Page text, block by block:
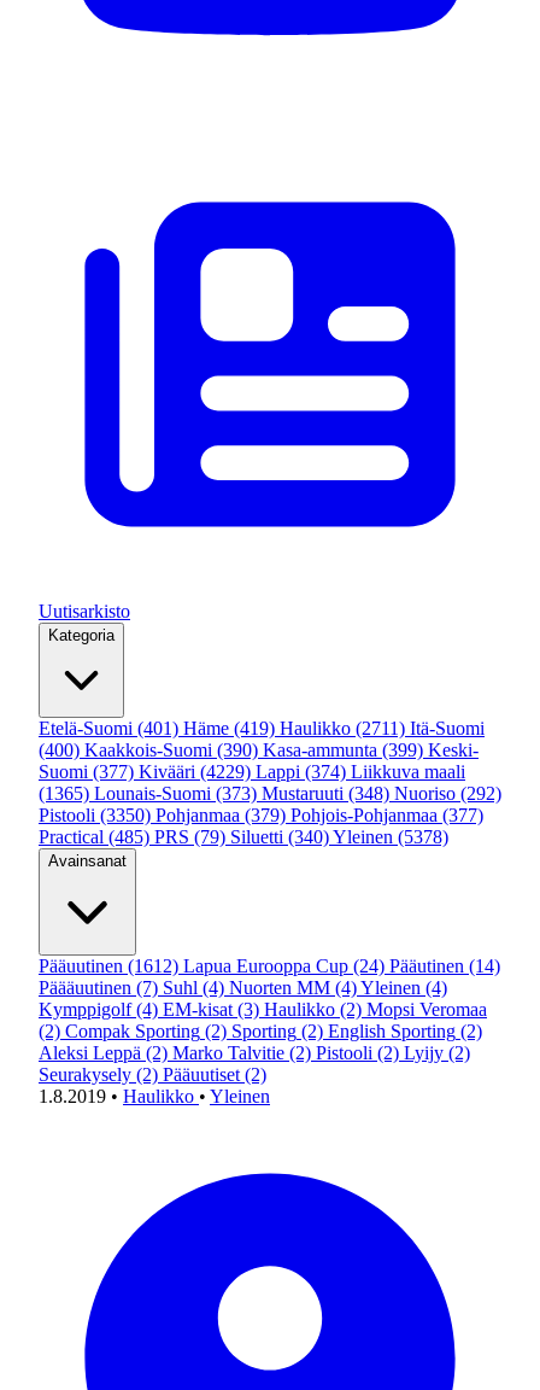
Uutisarkisto
Kategoria
Etelä-Suomi (401) Häme (419) Haulikko (2711) Itä-Suomi
(400) Kaakkois-Suomi (390) Kasa-ammunta (399) Keski-
Suomi (377) Kivääri (4229) Lappi (374) Liikkuva maali
(1365) Lounais-Suomi (373) Mustaruuti (348) Nuoriso (292)
Pistooli (3350) Pohjanmaa (379) Pohjois-Pohjanmaa (377)
Practical (485) PRS (79) Siluetti (340)Yleinen (5378)
Avainsanat
Pääuutinen (1612) Lapua Eurooppa Cup (24) Pääutinen (14)
Päääuutinen (7) Suhl (4) Nuorten MM (4)Yleinen (4)
Kymppigolf (4) EM-kisat (3) Haulikko (2) Mopsi Veromaa
(2) Compak Sporting (2) Sporting (2) English Sporting (2)
Aleksi Leppä (2) Marko Talvitie (2) Pistooli (2) Lyijy (2)
Seurakysely (2) Pääuutiset (2)
1.8.2019 • Haulikko • Yleinen